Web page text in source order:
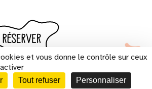
et vous donne le contrôle sur ceux
Tout refuser
Personnaliser